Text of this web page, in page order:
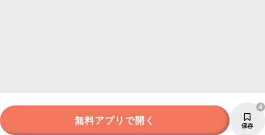
無料アプリで開く 保存
4